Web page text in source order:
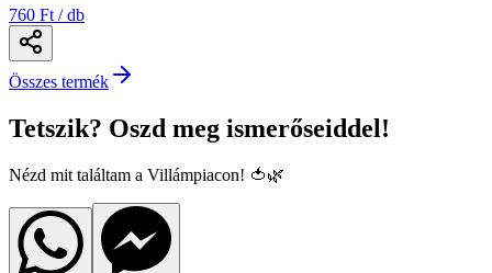
760 Ft / db
Összes termék
Tetszik? Oszd meg ismerőseiddel!
Nézd mit találtam a Villámpiacon! 🍅🌿